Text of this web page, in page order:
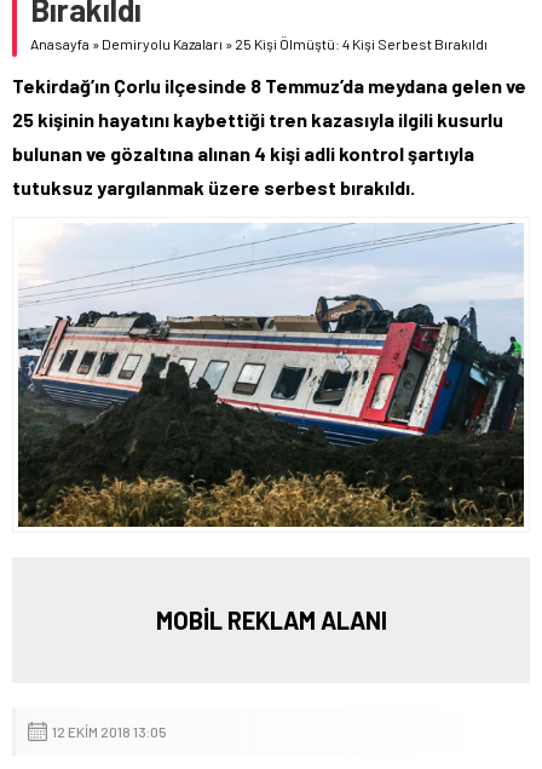
Bırakıldı
Anasayfa » Demiryolu Kazaları » 25 Kişi Ölmüştü: 4 Kişi Serbest Bırakıldı
Tekirdağ’ın Çorlu ilçesinde 8 Temmuz’da meydana gelen ve
25 kişinin hayatını kaybettiği tren kazasıyla ilgili kusurlu
bulunan ve gözaltına alınan 4 kişi adli kontrol şartıyla
tutuksuz yargılanmak üzere serbest bırakıldı.
MOBİL REKLAM ALANI
12 EKIM 2018 13:05